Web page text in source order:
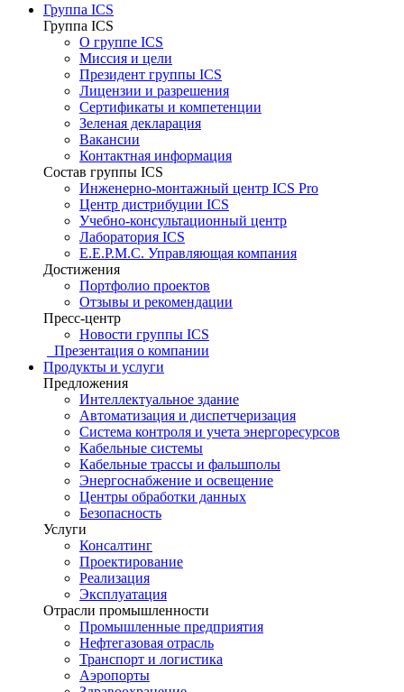
Группа ICS
Группа ICS
О группе ICS
Миссия и цели
Президент группы ICS
Лицензии и разрешения
Сертификаты и компетенции
Зеленая декларация
Вакансии
Контактная информация
Состав группы ICS
Инженерно-монтажный центр ICS Pro
Центр дистрибуции ICS
Учебно-консультационный центр
Лаборатория ICS
E.E.P.M.C. Управляющая компания
Достижения
Портфолио проектов
Отзывы и рекомендации
Пресс-центр
Новости группы ICS
Презентация о компании
Продукты и услуги
Предложения
Интеллектуальное здание
Автоматизация и диспетчеризация
Система контроля и учета энергоресурсов
Кабельные системы
Кабельные трассы и фальшполы
Энергоснабжение и освещение
Центры обработки данных
Безопасность
Услуги
Консалтинг
Проектирование
Реализация
Эксплуатация
Отрасли промышленности
Промышленные предприятия
Нефтегазовая отрасль
Транспорт и логистика
Аэропорты